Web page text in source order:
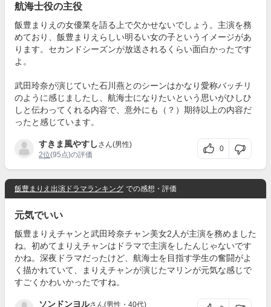
航海士役の主役
飯豊まりえの女優業を語る上で欠かせないでしょう。主演を務
めており、飯豊まりえらしい明るい女の子というイメージがあ
ります。セカンドシーズンが放送されるくらい面白かったです
よ。
武田玲奈が演じていた石川燕とのシーンはかなり愛称バッチリ
のように感じましたし、航海士になりたいという思いがひしひ
しと伝わってくれる内容で、意外にも（？）期待以上の内容だ
ったと感じています。
すきま風やすしさん(男性)
2位(95点)の評価
0
飯豊まりえ出演ドラマランキング での感想・評価
元気でいい
飯豊まりえチャンと武田玲奈チャン美女2人が主演を務めました
ね。初めてまりえチャンはドラマで主演をしたんじゃないです
かね。深夜ドラマだったけど、航海士を目指す学生の奮闘がよ
く描かれていて、まりえチャンが演じたマリンが元気な感じで
すごくかわいかったですね。
ソンドンヨルさん(男性・40代)